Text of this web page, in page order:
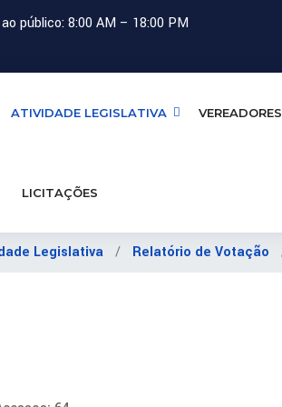
público: 8:00 AM – 18:00 PM
ATIVIDADE LEGISLATIVA VEREADORES
LICITAÇÕES
Legislativa Relatório de Votação